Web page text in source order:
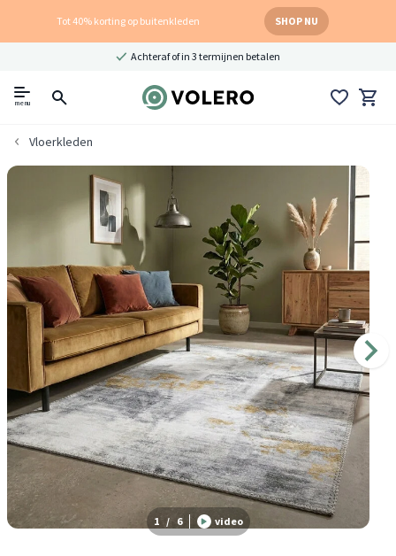
Tot 40% korting op buitenkleden SHOP NU
Achteraf of in 3 termijnen betalen
menu
Vloerkleden
1 / 6 video